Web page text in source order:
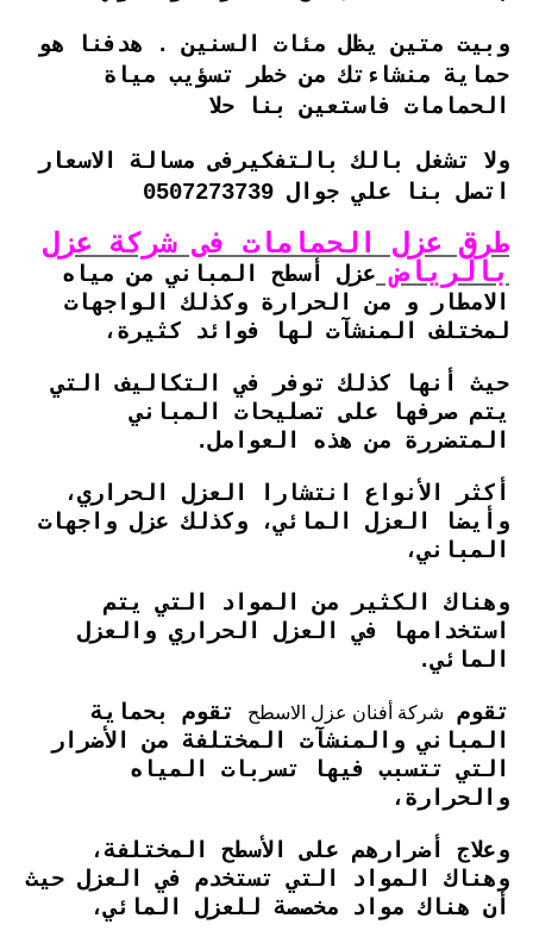
وبيت متين يظل مئات السنين . هدفنا هو
حماية منشاءتك من خطر تسؤيب مياة
الحمامات فاستعين بنا حلا
ولا تشغل بالك بالتفكيرفى مسالة الاسعار
اتصل بنا علي جوال 0507273739
طرق عزل الحمامات فى شركة عزل
بالرياض عزل أسطح المباني من مياه
الامطار و من الحرارة وكذلك الواجهات
لمختلف المنشآت لها فوائد كثيرة،
حيث أنها كذلك توفر في التكاليف التي
يتم صرفها على تصليحات المباني
المتضررة من هذه العوامل.
أكثر الأنواع انتشارا العزل الحراري،
وأيضا العزل المائي، وكذلك عزل واجهات
المباني،
وهناك الكثير من المواد التي يتم
استخدامها في العزل الحراري والعزل
المائي.
تقوم شركة أفنان عزل الاسطح تقوم بحماية
المباني والمنشآت المختلفة من الأضرار
التي تتسبب فيها تسربات المياه
والحرارة،
وعلاج أضرارهم على الأسطح المختلفة،
وهناك المواد التي تستخدم في العزل حيث
أن هناك مواد مخصصة للعزل المائي،